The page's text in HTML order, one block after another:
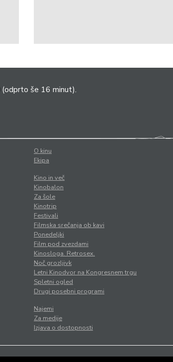
(odprto še 16 minut).
O kinu
Ekipa
Kino in več
Kinobalon
Za šole
Kinotrip
Festivali
Filmska srečanja ob kavi
Ponedeljki
Film pod zvezdami
Kinosloga. Retrosex.
Noč grozljivk
Letni Kinodvor na Kongresnem trgu
Spletni ogled
Drugi posebni programi
Najemi
Za medije
Izjava o dostopnosti